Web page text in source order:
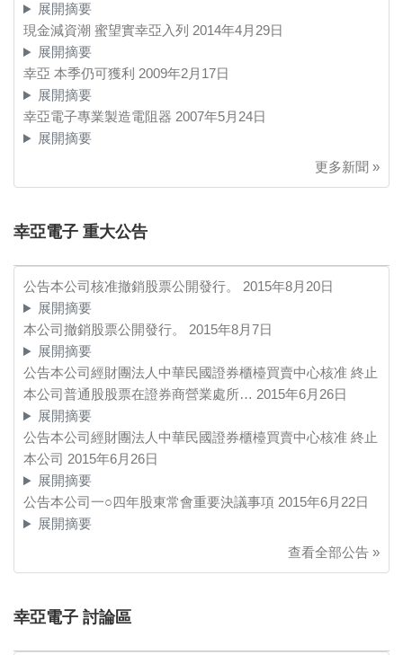
展開摘要
現金減資潮 蜜望實幸亞入列 2014年4月29日
展開摘要
幸亞 本季仍可獲利 2009年2月17日
展開摘要
幸亞電子專業製造電阻器 2007年5月24日
展開摘要
更多新聞 »
幸亞電子 重大公告
公告本公司核准撤銷股票公開發行。 2015年8月20日
展開摘要
本公司撤銷股票公開發行。 2015年8月7日
展開摘要
公告本公司經財團法人中華民國證券櫃檯買賣中心核准 終止
本公司普通股股票在證券商營業處所… 2015年6月26日
展開摘要
公告本公司經財團法人中華民國證券櫃檯買賣中心核准 終止
本公司 2015年6月26日
展開摘要
公告本公司一○四年股東常會重要決議事項 2015年6月22日
展開摘要
查看全部公告 »
幸亞電子 討論區